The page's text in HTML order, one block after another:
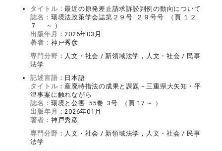
タイトル：最近の原発差止請求訴訟判例の動向について
誌名： 環境法政策学会誌第２９号 ２９号号 （頁 １２
７ ～ ）
出版年月：2026年03月
著者： 神戸秀彦
専門分野： 人文・社会 / 新領域法学，人文・社会 / 民事
法学
記述言語： 日本語
タイトル： 産廃特措法の成果と課題－三重県大矢知・平
津事案に触れながら
誌名： 環境と公害 55巻 3号 （頁 17 ～ ）
出版年月：2026年01月
著者： 神戸秀彦
専門分野： 人文・社会 / 新領域法学，人文・社会 / 民事
法学